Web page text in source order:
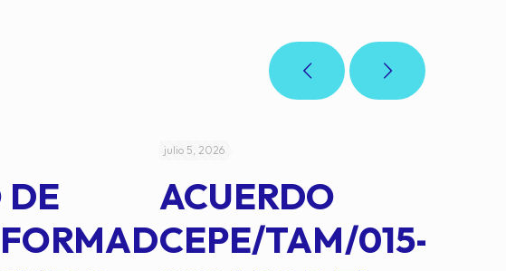
julio 5, 2026
ACUERDO
CEPE/TAM/015-